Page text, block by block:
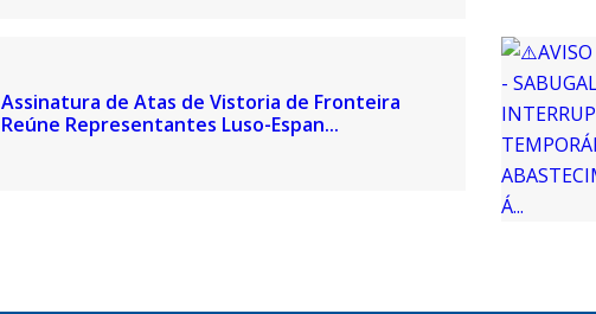
Assinatura de Atas de Vistoria de Fronteira
Reúne Representantes Luso-Espan...